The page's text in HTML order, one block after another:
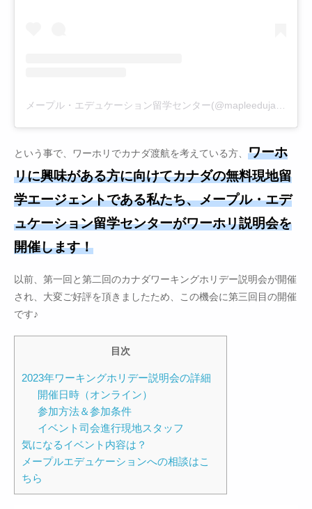
という事で、ワーホリでカナダ渡航を考えている方、 ワーホ
リに興味がある方に向けてカナダの無料現地留
学エージェントである私たち、メープル・エデ
ュケーション留学センターがワーホリ説明会を
開催します！
以前、第一回と第二回のカナダワーキングホリデー説明会が開催
され、大変ご好評を頂きましたため、この機会に第三回目の開催
です♪
目次
2023年ワーキングホリデー説明会の詳細
開催日時（オンライン）
参加方法＆参加条件
イベント司会進行現地スタッフ
気になるイベント内容は？
メープルエデュケーションへの相談はこ
ちら